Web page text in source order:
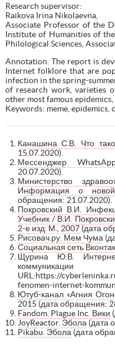
Research supervisor:
Raikova Irina Nikolaevna,
Associate Professor of the
Institute of Humanities of
Philological Sciences,
Annotation. The report is
Internet folklore that are
infection in the spring-
of research work, varieties
other most famous
Keywords: meme, epidemics,
Канашина С.В. Что
15.07.2020).
Мессенджер
20.07.2020).
Министерство
Информация о новой
обращения: 21.07.2020).
Покровский В.И.
Учебник / В.И.
2-е изд. М., 2007(дата
Рисовач.ру. Мем Чума
Социальная сеть
Щурина Ю.В.
URL:https://
fenomen-internet-
Ютуб-канал «Агния
2015 (дата обращения:
Fandom. Plague Inc. Вики
JoyReactor. Эбола (дата
Pikabu. Эбола (дата